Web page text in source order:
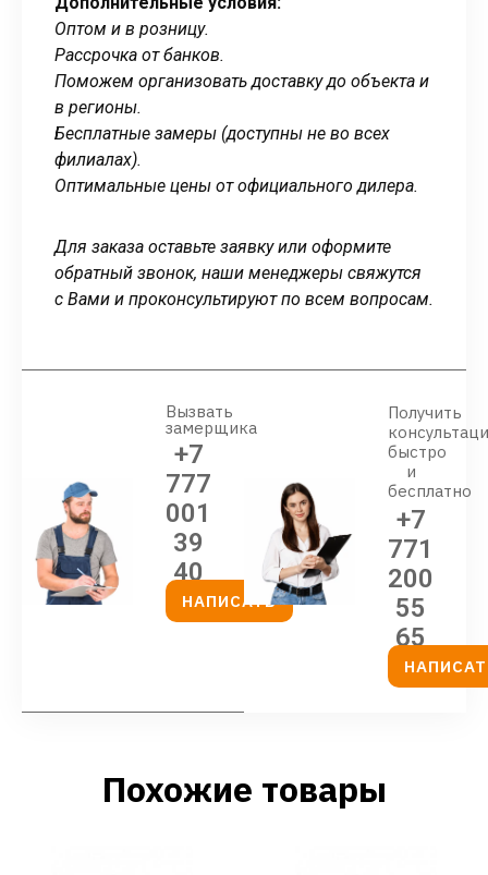
Оптом и в розницу.
Рассрочка от банков.
Поможем организовать доставку до объекта и
в регионы.
Бесплатные замеры (доступны не во всех
филиалах).
Оптимальные цены от официального дилера.
Для заказа оставьте заявку или оформите
обратный звонок, наши менеджеры свяжутся
с Вами и проконсультируют по всем вопросам.
Вызвать
замерщика
+7
777
001
39
40
НАПИСАТЬ
Получить
быстро
и
бесплатно
+7
771
200
55
65
Похожие товары